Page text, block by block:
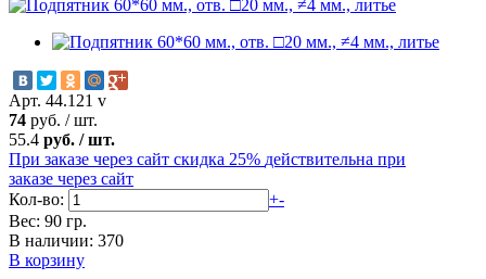
Арт. 44.121 v
74 руб. /шт.
55.4 руб. /шт.
При заказе через сайт скидка 25% действительна при
заказе через сайт
Кол-во:
+-
Вес: 90 гр.
В наличии: 370
В корзину